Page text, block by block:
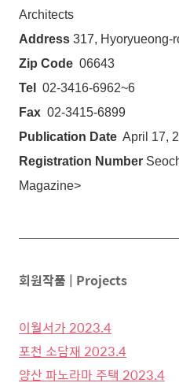
Architects
Address 317, Hyoryueong-
Zip Code 06643
Tel
02-3416-6962~6
Fax 02-3415-6899
Publication Date April 17,
Registration Number
Magazine>
회원작품 | Projects
이월서가 2023.4
포천 소담재 2023.4
양산 파노라마 주택 2023.4